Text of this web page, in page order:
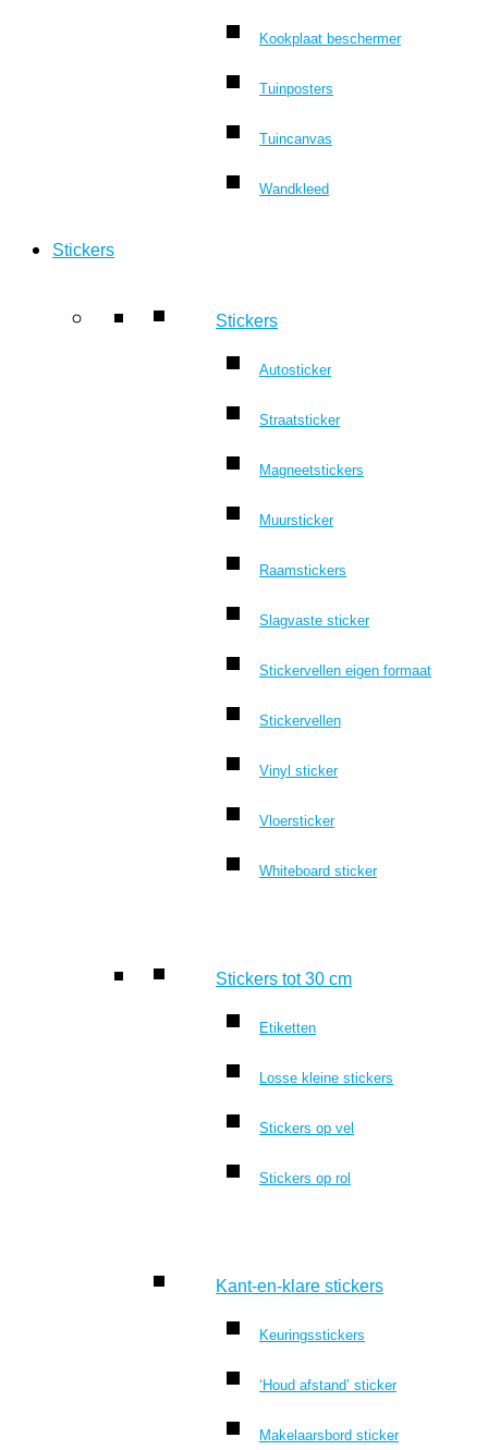
Kookplaat beschermer
Tuinposters
Tuincanvas
Wandkleed
Stickers
Stickers
Autosticker
Straatsticker
Magneetstickers
Muursticker
Raamstickers
Slagvaste sticker
Stickervellen eigen formaat
Stickervellen
Vinyl sticker
Vloersticker
Whiteboard sticker
Stickers tot 30 cm
Etiketten
Losse kleine stickers
Stickers op vel
Stickers op rol
Kant-en-klare stickers
Keuringsstickers
‘Houd afstand’ sticker
Makelaarsbord sticker